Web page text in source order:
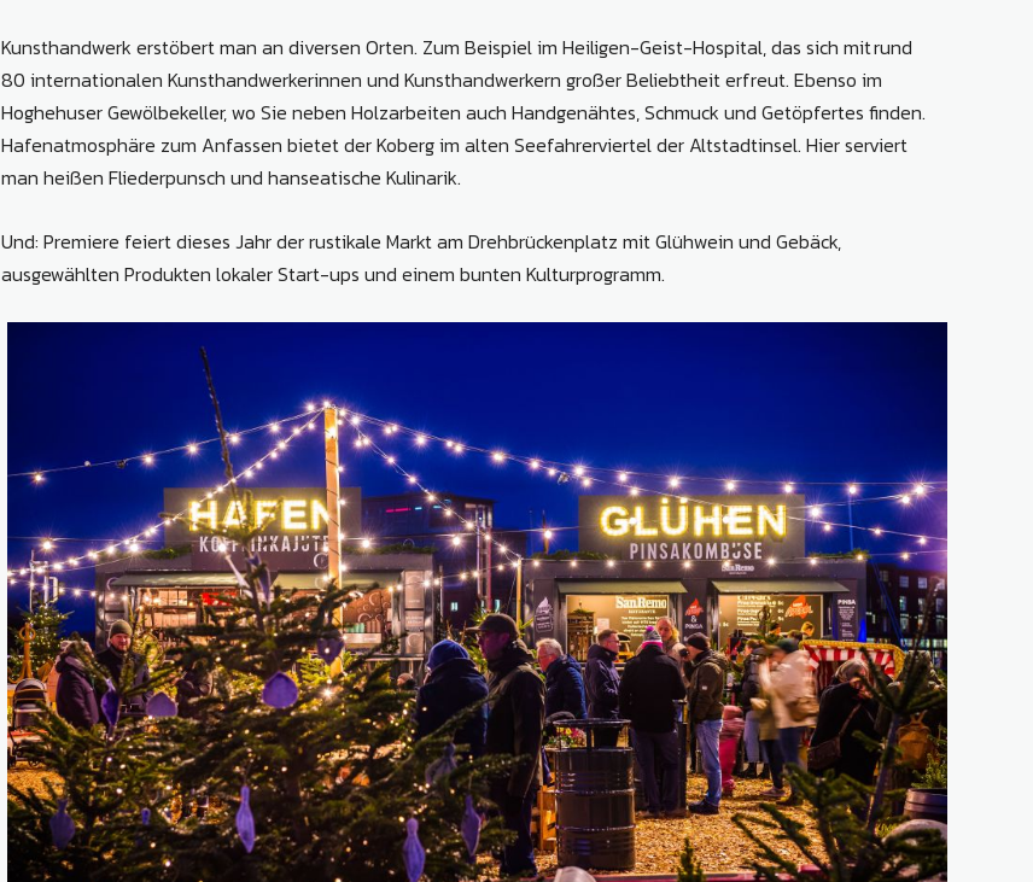
Kunsthandwerk erstöbert man an diversen Orten. Zum Beispiel im Heiligen-Geist-Hospital, das sich mit rund
80 internationalen Kunsthandwerkerinnen und Kunsthandwerkern großer Beliebtheit erfreut. Ebenso im
Hoghehuser Gewölbekeller, wo Sie neben Holzarbeiten auch Handgenähtes, Schmuck und Getöpfertes finden.
Hafenatmosphäre zum Anfassen bietet der Koberg im alten Seefahrerviertel der Altstadtinsel. Hier serviert
man heißen Fliederpunsch und hanseatische Kulinarik.
Und: Premiere feiert dieses Jahr der rustikale Markt am Drehbrückenplatz mit Glühwein und Gebäck,
ausgewählten Produkten lokaler Start-ups und einem bunten Kulturprogramm.